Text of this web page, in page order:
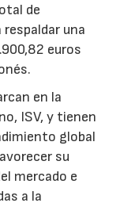
de
una
euros
en la
ISV, y tienen
global
su
mercado e
a la